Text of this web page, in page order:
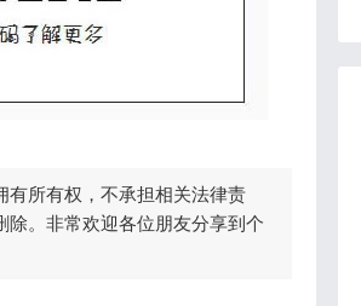
有所有权，不承担相关法律责
。非常欢迎各位朋友分享到个